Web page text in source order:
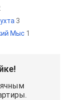
3
Мыс 1